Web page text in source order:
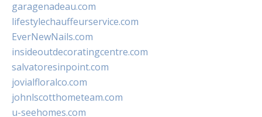
garagenadeau.com
lifestylechauffeurservice.com
EverNewNails.com
insideoutdecoratingcentre.com
salvatoresinpoint.com
jovialfloralco.com
johnlscotthometeam.com
u-seehomes.com